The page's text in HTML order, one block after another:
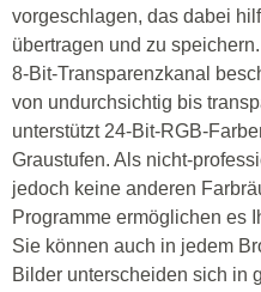
vorgeschlagen, das dabei
übertragen und zu
8-Bit-Transparenzkanal
von undurchsichtig bis
unterstützt 24-Bit-RGB-
Graustufen. Als nicht-
jedoch keine anderen
Programme ermöglichen es
Sie können auch in jedem
Bilder unterscheiden sich in